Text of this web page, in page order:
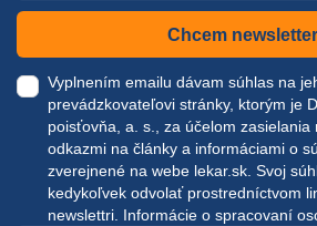
Chcem newsletter
Vyplnením emailu dávam súhlas na
prevádzkovateľovi stránky, ktorým je
poisťovňa, a. s., za účelom zasielania
odkazmi na články a informáciami o
zverejnené na webe lekar.sk . Svoj
kedykoľvek odvolať prostredníctvom
newslettri. Informácie o spracovaní